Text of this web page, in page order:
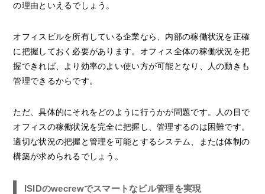
の理由といえるでしょう。
オフィスビルを所有している企業なら、内部の稼働状況を正確
に把握しておく必要があります。オフィス全体の稼働状況を把
握できれば、より効率のよい使い方が可能となり、人の動きも
管理できるからです。
ただ、具体的にそれをどのように行うかが問題です。人の目で
オフィスの稼働状況を完全に把握し、管理するのは困難です。
適切な状況の把握と管理を可能とするシステム、または体制の
構築が求められるでしょう。
ISIDのwecrewでスマートなビル管理を実現